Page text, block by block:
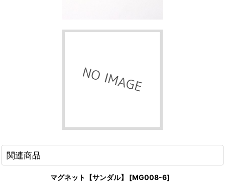
関連商品
マグネット【サンダル】 [MG008-6]